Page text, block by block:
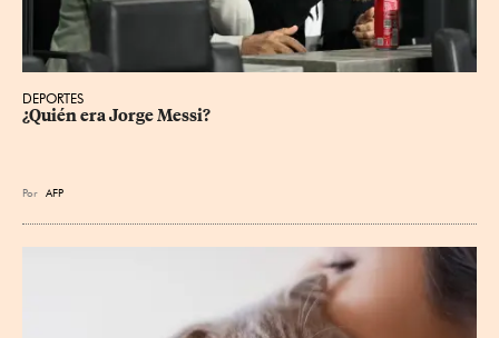
DEPORTES
¿Quién era Jorge Messi?
Por AFP